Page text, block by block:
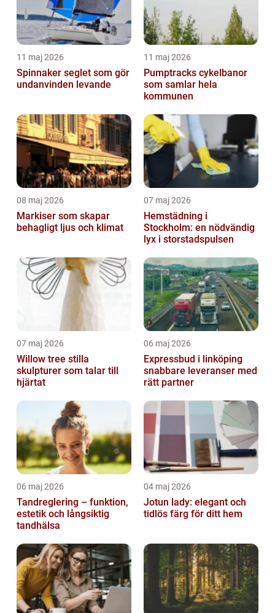
11 maj 2026
Spinnaker seglet som gör
undanvinden levande
11 maj 2026
Pumptracks cykelbanor
som samlar hela
kommunen
08 maj 2026
Markiser som skapar
behagligt ljus och klimat
07 maj 2026
Hemstädning i
Stockholm: en nödvändig
lyx i storstadspulsen
07 maj 2026
Willow tree stilla
skulpturer som talar till
hjärtat
06 maj 2026
Expressbud i linköping
snabbare leveranser med
rätt partner
06 maj 2026
Tandreglering – funktion,
estetik och långsiktig
tandhälsa
04 maj 2026
Jotun lady: elegant och
tidlös färg för ditt hem